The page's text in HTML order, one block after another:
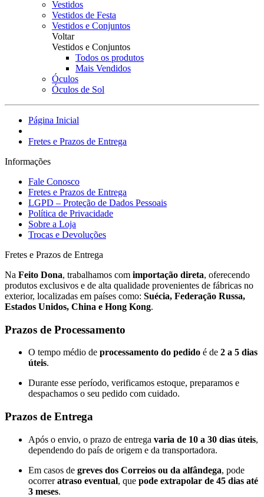
Vestidos
Vestidos de Festa
Vestidos e Conjuntos
Voltar
Vestidos e Conjuntos
Todos os produtos
Mais Vendidos
Óculos
Óculos de Sol
Página Inicial
Fretes e Prazos de Entrega
Informações
Fale Conosco
Fretes e Prazos de Entrega
LGPD – Proteção de Dados Pessoais
Política de Privacidade
Sobre a Loja
Trocas e Devoluções
Fretes e Prazos de Entrega
Na Feito Dona, trabalhamos com importação direta, oferecendo
produtos exclusivos e de alta qualidade provenientes de fábricas no
exterior, localizadas em países como: Suécia, Federação Russa,
Estados Unidos, China e Hong Kong.
Prazos de Processamento
O tempo médio de processamento do pedido é de 2 a 5 dias
úteis.
Durante esse período, verificamos estoque, preparamos e
despachamos o seu pedido com cuidado.
Prazos de Entrega
Após o envio, o prazo de entrega varia de 10 a 30 dias úteis,
dependendo do país de origem e da transportadora.
Em casos de greves dos Correios ou da alfândega, pode
ocorreratraso eventual, que pode extrapolar de 45 dias até
3 meses.